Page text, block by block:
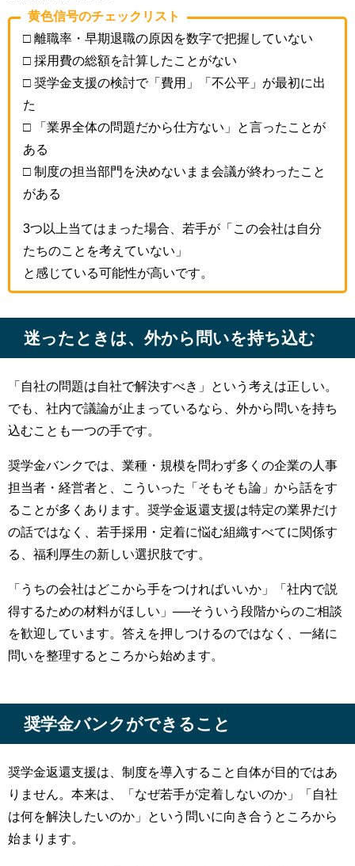
黄色信号のチェックリスト
□ 離職率・早期退職の原因を数字で把握していない
□ 採用費の総額を計算したことがない
□ 奨学金支援の検討で「費用」「不公平」が最初に出
た
□ 「業界全体の問題だから仕方ない」と言ったことが
ある
□ 制度の担当部門を決めないまま会議が終わったこと
がある
3つ以上当てはまった場合、若手が「この会社は自分
たちのことを考えていない」
と感じている可能性が高いです。
迷ったときは、外から問いを持ち込む
「自社の問題は自社で解決すべき」という考えは正しい。
でも、社内で議論が止まっているなら、外から問いを持ち
込むことも一つの手です。
奨学金バンクでは、業種・規模を問わず多くの企業の人事
担当者・経営者と、こういった「そもそも論」から話をす
ることが多くあります。奨学金返還支援は特定の業界だけ
の話ではなく、若手採用・定着に悩む組織すべてに関係す
る、福利厚生の新しい選択肢です。
「うちの会社はどこから手をつければいいか」「社内で説
得するための材料がほしい」 ──そういう段階からのご相談
を歓迎しています。答えを押しつけるのではなく、一緒に
問いを整理するところから始めます。
奨学金バンクができること
奨学金返還支援は、制度を導入すること自体が目的ではあ
りません。本来は、「なぜ若手が定着しないのか」「自社
は何を解決したいのか」という問いに向き合うところから
始まります。